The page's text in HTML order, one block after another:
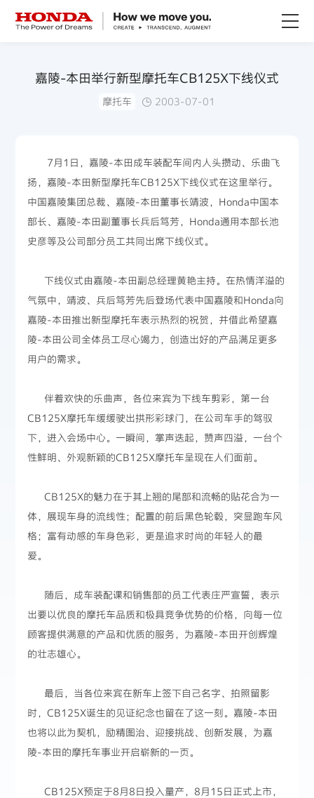
赛事运动
新闻资讯
嘉陵-本田举行新型摩托车CB125X下线仪式
摩托车 2003-07-01
7月1日，嘉陵-本田成车装配车间内人头攒动、乐曲飞
扬，嘉陵-本田新型摩托车CB125X下线仪式在这里举行。
中国嘉陵集团总裁、嘉陵-本田董事长靖波，Honda中国本
部长、嘉陵-本田副董事长兵后笃芳，Honda通用本部长池
史彦等及公司部分员工共同出席下线仪式。
下线仪式由嘉陵-本田副总经理黄艳主持。在热情洋溢的
气氛中，靖波、兵后笃芳先后登场代表中国嘉陵和Honda向
嘉陵-本田推出新型摩托车表示热烈的祝贺，并借此希望嘉
陵-本田公司全体员工尽心竭力，创造出好的产品满足更多
用户的需求。
伴着欢快的乐曲声，各位来宾为下线车剪彩，第一台
CB125X摩托车缓缓驶出拱形彩球门，在公司车手的驾驭
下，进入会场中心。一瞬间，掌声迭起，赞声四溢，一台个
性鲜明、外观新颖的CB125X摩托车呈现在人们面前。
CB125X的魅力在于其上翘的尾部和流畅的贴花合为一
体，展现车身的流线性；配置的前后黑色轮毂，突显跑车风
格；富有动感的车身色彩，更是追求时尚的年轻人的最
爱。
随后，成车装配课和销售部的员工代表庄严宣誓，表示
出要以优良的摩托车品质和极具竞争优势的价格，向每一位
顾客提供满意的产品和优质的服务，为嘉陵-本田开创辉煌
的壮志雄心。
最后，当各位来宾在新车上签下自己名字、拍照留影
时，CB125X诞生的见证纪念也留在了这一刻。嘉陵-本田
也将以此为契机，励精图治、迎接挑战、创新发展，为嘉
陵-本田的摩托车事业开启崭新的一页。
CB125X预定于8月8日投入量产，8月15日正式上市，